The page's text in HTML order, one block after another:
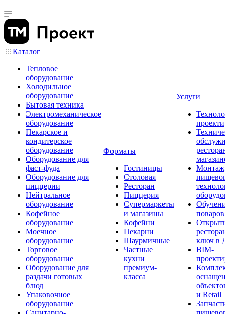
Каталог
Тепловое
оборудование
Холодильное
оборудование
Бытовая техника
Электромеханическое
оборудование
Пекарское и
кондитерское
оборудование
Оборудование для
фаст-фуда
Оборудование для
пиццерии
Нейтральное
оборудование
Кофейное
оборудование
Моечное
оборудование
Торговое
оборудование
Оборудование для
раздачи готовых
блюд
Упаковочное
оборудование
Форматы
Гостиницы
Столовая
Ресторан
Пиццерия
Супермаркеты
и магазины
Кофейни
Пекарни
Шаурмичные
Частные
кухни
премиум-
класса
Услуги
Монтаж
поваров
ключ в
BIM-
и Retail